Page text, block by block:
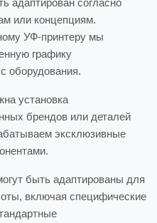
адаптирован согласно
или концепциям.
УФ-принтеру мы
графику
оборудования.
установка
брендов или деталей
эксклюзивные
быть адаптированы для
включая специфические